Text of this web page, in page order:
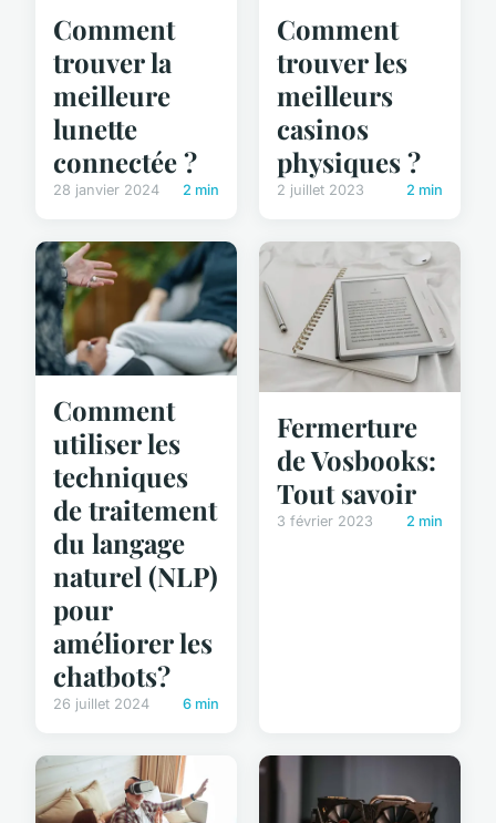
Comment
trouver la
meilleure
lunette
connectée ?
28 janvier 2024 2 min
Comment
trouver les
meilleurs
casinos
physiques ?
2 juillet 2023 2 min
Comment
utiliser les
techniques
de traitement
du langage
naturel (NLP)
pour
améliorer les
chatbots?
26 juillet 2024 6 min
Fermerture
de Vosbooks:
Tout savoir
3 février 2023 2 min